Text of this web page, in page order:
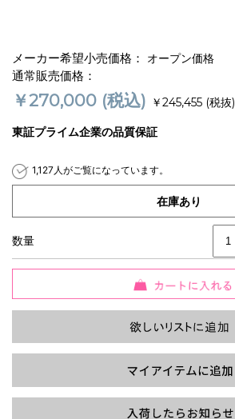
過去の特集をすべて見る>>
メーカー希望小売価格： オープン価格
通常販売価格：
￥270,000 (税込) ￥245,455 (税抜)
東証プライム企業の品質保証
1,127人がご覧になっています。
在庫あり
数量